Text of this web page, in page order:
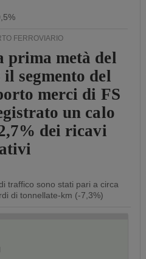
FERROVIARIO
prima metà del
il segmento del
merci di FS
un calo
dei ricavi
traffico sono stati pari a circa
di tonnellate-km (-7,3%)